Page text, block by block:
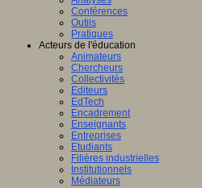
Conférences
Outils
Pratiques
Acteurs de l'éducation
Animateurs
Chercheurs
Collectivités
Editeurs
EdTech
Encadrement
Enseignants
Entreprises
Etudiants
Filières industrielles
Institutionnels
Médiateurs